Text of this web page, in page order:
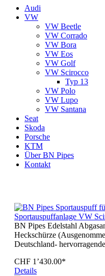
Audi
VW
VW Beetle
VW Corrado
VW Bora
VW Eos
VW Golf
VW Scirocco
Typ 13
VW Polo
VW Lupo
VW Santana
Seat
Skoda
Porsche
KTM
Über BN Pipes
Kontakt
Sportauspuffanlage VW
BN Pipes Edelstahl
Heckschürze
Deutschland-
CHF 1’430.00*
Details